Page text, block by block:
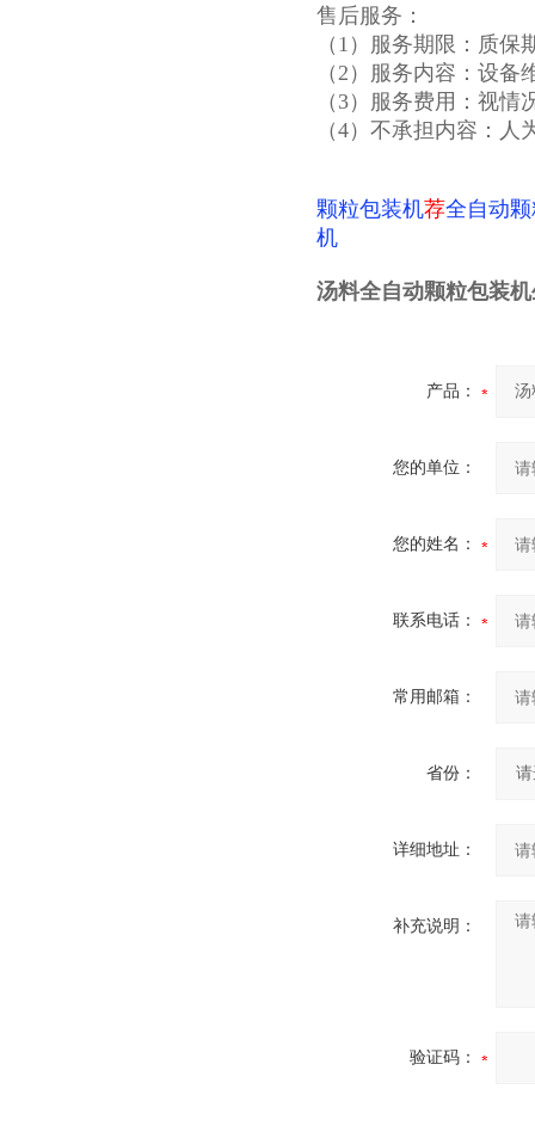
售后服务：
（1）服务期限：质
（2）服务内容：设
（3）服务费用：视情
（4）不承担内容：人
颗粒包装机荐全自动
机
汤料全自动颗粒包装
产品：
您的单位：
您的姓名：
联系电话：
常用邮箱：
省份：
详细地址：
补充说明：
验证码：